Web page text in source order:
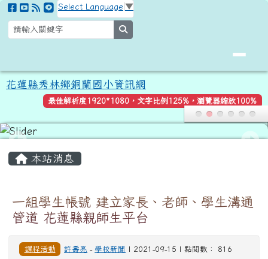
跳至主內容區
花蓮縣秀林鄉銅蘭國小資訊網
Select Language ▼
花蓮縣秀林鄉銅蘭國小資訊網
最佳解析度1920*1080，文字比例125%，瀏覽器縮放100%
本站消息
一組學生帳號 建立家長、老師、學生溝通
管道 花蓮縣親師生平台
課程活動 許壽亮 - 學校新聞 | 2021-09-15 | 點閱數： 816